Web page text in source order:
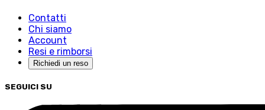
Contatti
Chi siamo
Account
Resi e rimborsi
Richiedi un reso
SEGUICI SU